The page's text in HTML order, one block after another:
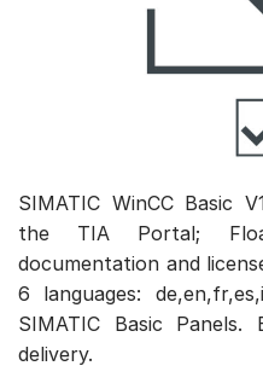
SIMATIC WinCC Basic
the TIA Portal;
documentation and
6 languages:
SIMATIC Basic Panels.
delivery.